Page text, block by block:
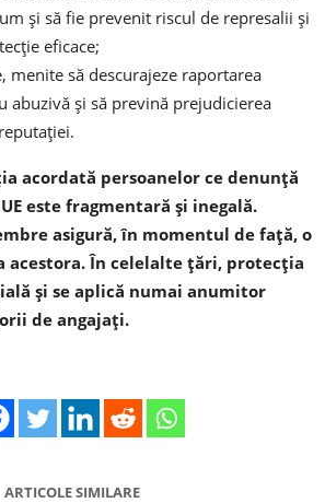
şi să fie prevenit riscul de represalii şi
eficace;
menite să descurajeze raportarea
abuzivă şi să prevină prejudicierea
acordată persoanelor ce denunţă
este fragmentară şi inegală.
asigură, în momentul de faţă, o
acestora. În celelalte ţări, protecţia
şi se aplică numai anumitor
de angajaţi.
ARTICOLE SIMILARE